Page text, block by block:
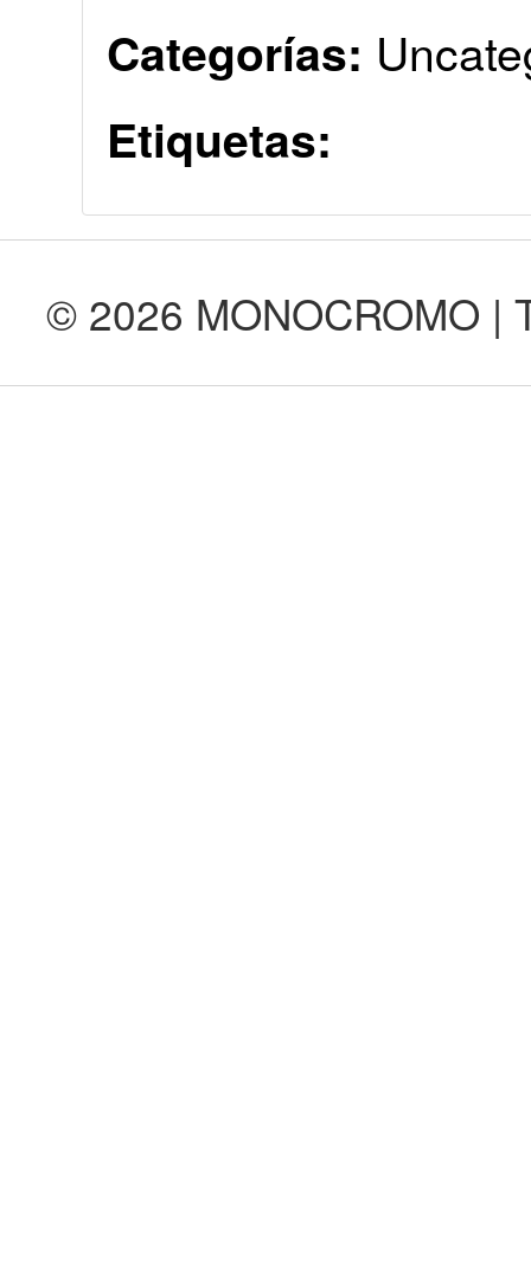
Categorías:
Etiquetas:
© 2026 MONOCROMO |